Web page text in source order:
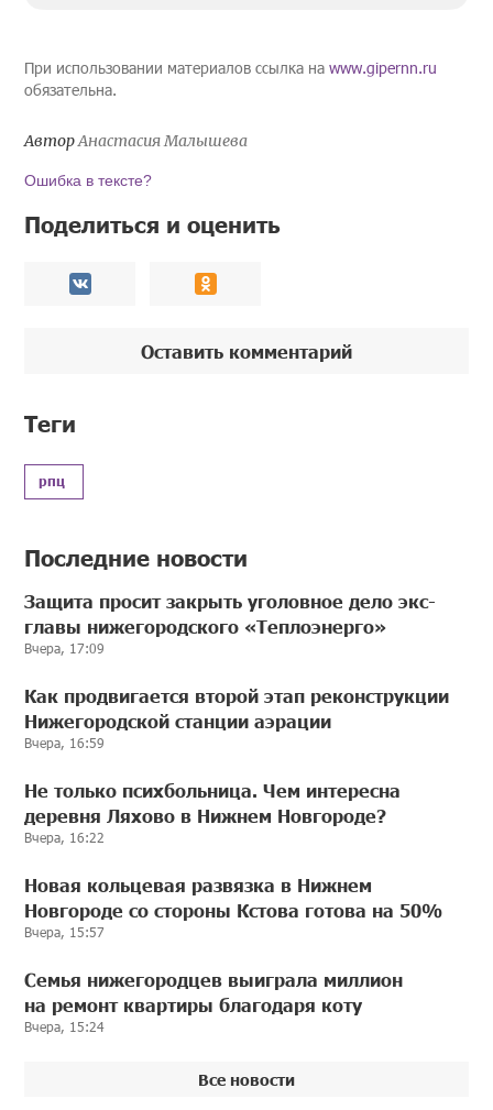
При использовании материалов ссылка наwww.gipernn.ru
обязательна.
АвторАнастасия Малышева
Ошибка в тексте?
Поделиться и оценить
Оставить комментарий
Теги
рпц
Последние новости
Защита просит закрыть уголовное дело экс-
главы нижегородского «Теплоэнерго»
Вчера, 17:09
Как продвигается второй этап реконструкции
Нижегородской станции аэрации
Вчера, 16:59
Не только психбольница. Чем интересна
деревня Ляхово в Нижнем Новгороде?
Вчера, 16:22
Новая кольцевая развязка в Нижнем
Новгороде со стороны Кстова готова на 50%
Вчера, 15:57
Семья нижегородцев выиграла миллион
на ремонт квартиры благодаря коту
Вчера, 15:24
Все новости